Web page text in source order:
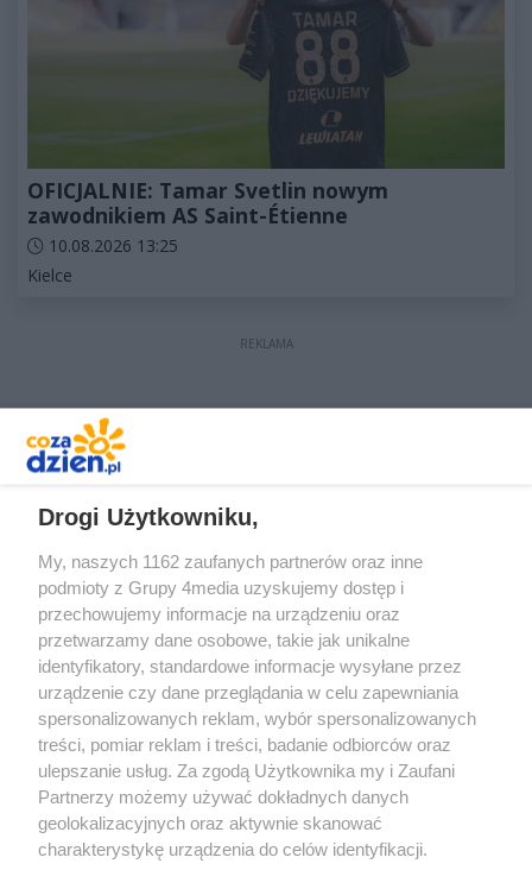
OFICJALNIE: Tamar Svetlin nowym
zawodnikiem AS Saint-Étienne
Data dodania artykułu:
10.08.2026 13:25
Kategorie artykułu:
Kielce
REKLAMA
Prywatność Reklama Redakcja Praca Kielce
Drogi Użytkowniku,
My, naszych 1162 zaufanych partnerów oraz inne
podmioty z Grupy 4media uzyskujemy dostęp i
przechowujemy informacje na urządzeniu oraz
przetwarzamy dane osobowe, takie jak unikalne
identyfikatory, standardowe informacje wysyłane przez
urządzenie czy dane przeglądania w celu zapewniania
spersonalizowanych reklam, wybór spersonalizowanych
treści, pomiar reklam i treści, badanie odbiorców oraz
ulepszanie usług. Za zgodą Użytkownika my i Zaufani
Partnerzy możemy używać dokładnych danych
geolokalizacyjnych oraz aktywnie skanować
charakterystykę urządzenia do celów identyfikacji.